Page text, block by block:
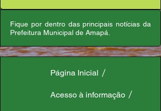
Fique por dentro das principais notícias da
Prefeitura Municipal de Amapá.
Página Inicial
Acesso à informação